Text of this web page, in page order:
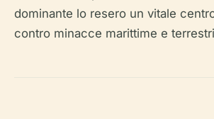
dominante lo resero un vitale
contro minacce marittime e